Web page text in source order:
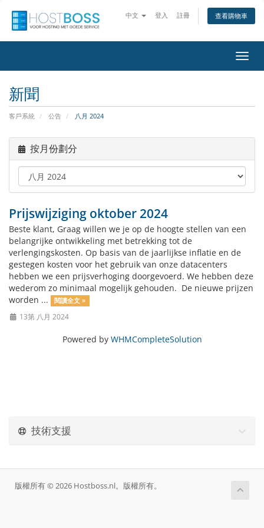
中文 登入 註冊 查看購物車
切
換
新聞
客戶系統 公告 八月 2024
按月份劃分
Prijswijziging oktober 2024
Beste klant, Graag willen we je op de hoogte stellen van een
belangrijke ontwikkeling met betrekking tot de
verlengingskosten. Op basis van de jaarlijkse inflatie en de
gestegen kosten voor het gebruik van onze datacenters
hebben we een prijsverhoging doorgevoerd. We hebben deze
wederom zo minimaal mogelijk gehouden. De nieuwe prijzen
worden ...
閱讀全文 »
13第 八月 2024
Powered by WHMCompleteSolution
技術支援
版權所有 © 2026 Hostboss.nl。版權所有。